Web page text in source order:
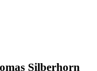
Sil­ber­horn